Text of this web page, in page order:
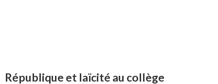
République et laïcité au collège